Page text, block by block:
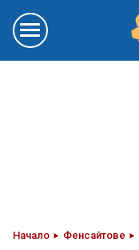
Начало Фенсайтове